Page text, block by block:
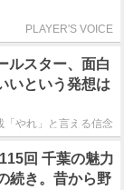
PLAYER'S VOICE
ルスター、面白
いという発想は
「やれ」と言える信念
回 千葉の魅力
続き。昔から野